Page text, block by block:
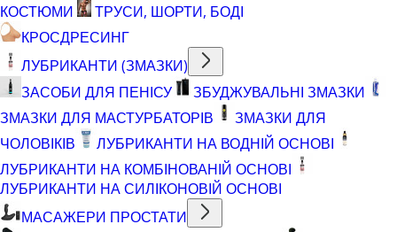
КОСТЮМИ
ТРУСИ, ШОРТИ, БОДІ
КРОСДРЕСИНГ
ЛУБРИКАНТИ (ЗМАЗКИ)
ЗАСОБИ ДЛЯ ПЕНІСУ
ЗБУДЖУВАЛЬНІ ЗМАЗКИ
ЗМАЗКИ ДЛЯ МАСТУРБАТОРІВ
ЗМАЗКИ ДЛЯ
ЧОЛОВІКІВ
ЛУБРИКАНТИ НА ВОДНІЙ ОСНОВІ
ЛУБРИКАНТИ НА КОМБІНОВАНІЙ ОСНОВІ
ЛУБРИКАНТИ НА СИЛІКОНОВІЙ ОСНОВІ
МАСАЖЕРИ ПРОСТАТИ